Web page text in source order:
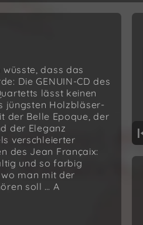
dass das
Die GENUIN-CD des
lässt keinen
jüngsten Holzbläser-
der Belle Epoque, der
der Eleganz
verschleierter
des Jean Françaix:
und so farbig
man mit der
soll … A